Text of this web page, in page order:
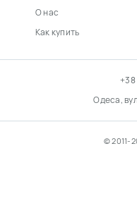
О нас
Как купить
+38
Одеса,
© 2011-